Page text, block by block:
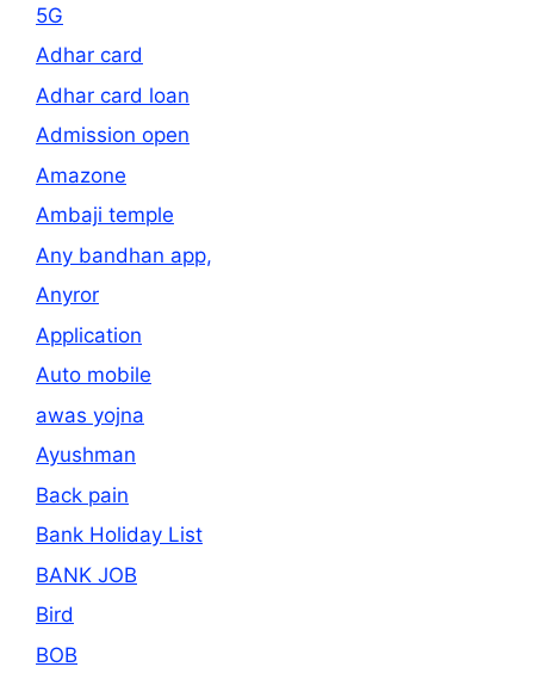
5G
Adhar card
Adhar card loan
Admission open
Amazone
Ambaji temple
Any bandhan app,
Anyror
Application
Auto mobile
awas yojna
Ayushman
Back pain
Bank Holiday List
BANK JOB
Bird
BOB